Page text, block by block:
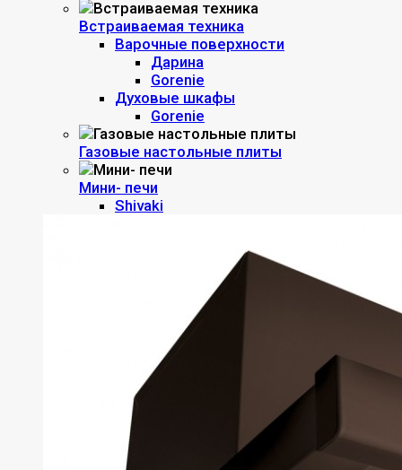
Встраиваемая техника
Варочные поверхности
Дарина
Gorenie
Духовые шкафы
Gorenie
Газовые настольные плиты
Мини- печи
Shivaki